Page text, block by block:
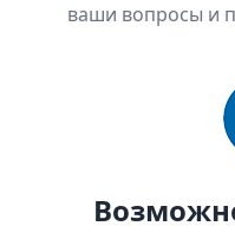
ваши вопросы и